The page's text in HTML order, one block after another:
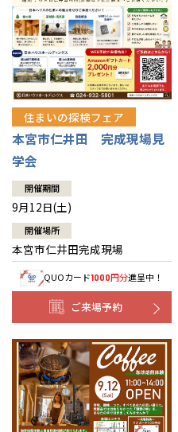
住まいの探検フェア
本宮市仁井田 完成現場見
学会
開催期間
9月12日(土)
開催場所
本宮市仁井田完成現場
QUOカード1000円分進呈中！
ご来場予約